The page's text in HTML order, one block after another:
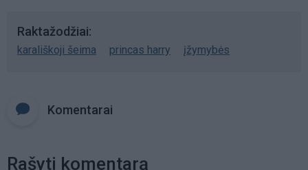
Raktažodžiai
karališkoji šeima princas harry įžymybės
Komentarai
Rašyti komentarą